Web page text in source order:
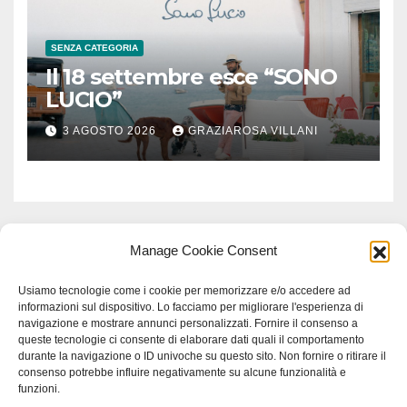
Manage Cookie Consent
Usiamo tecnologie come i cookie per memorizzare e/o accedere ad
informazioni sul dispositivo. Lo facciamo per migliorare l'esperienza di
navigazione e mostrare annunci personalizzati. Fornire il consenso a
queste tecnologie ci consente di elaborare dati quali il comportamento
durante la navigazione o ID univoche su questo sito. Non fornire o ritirare il
consenso potrebbe influire negativamente su alcune funzionalità e
funzioni.
SENZA CATEGORIA
Il 18 settembre esce “SONO
LUCIO”
3 AGOSTO 2026 GRAZIAROSA VILLANI